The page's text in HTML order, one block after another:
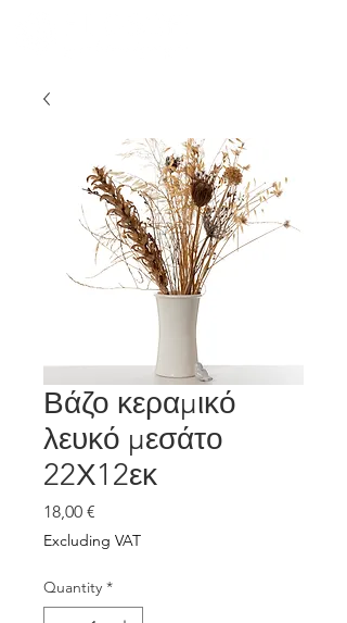
Βάζο κεραμικό
λευκό μεσάτο
22Χ12εκ
18,00 €
Excluding VAT
Quantity *